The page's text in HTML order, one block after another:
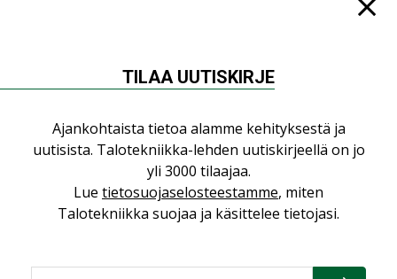
NÄKÖKULMIA
Puheista tekoihin – uusin teknologia
käyttöön kiinteistöissä
Sähköistäminen säästää euroja
TILAA UUTISKIRJE
Ajankohtaista tietoa alamme kehityksestä ja
uutisista. Talotekniikka-lehden uutiskirjeellä on jo
yli 3000 tilaajaa.
Lue tietosuojaselosteestamme, miten
Talotekniikka suojaa ja käsittelee tietojasi.